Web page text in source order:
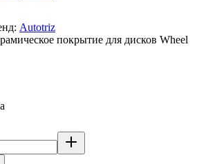
Autotriz
покрытие для дисков Wheel